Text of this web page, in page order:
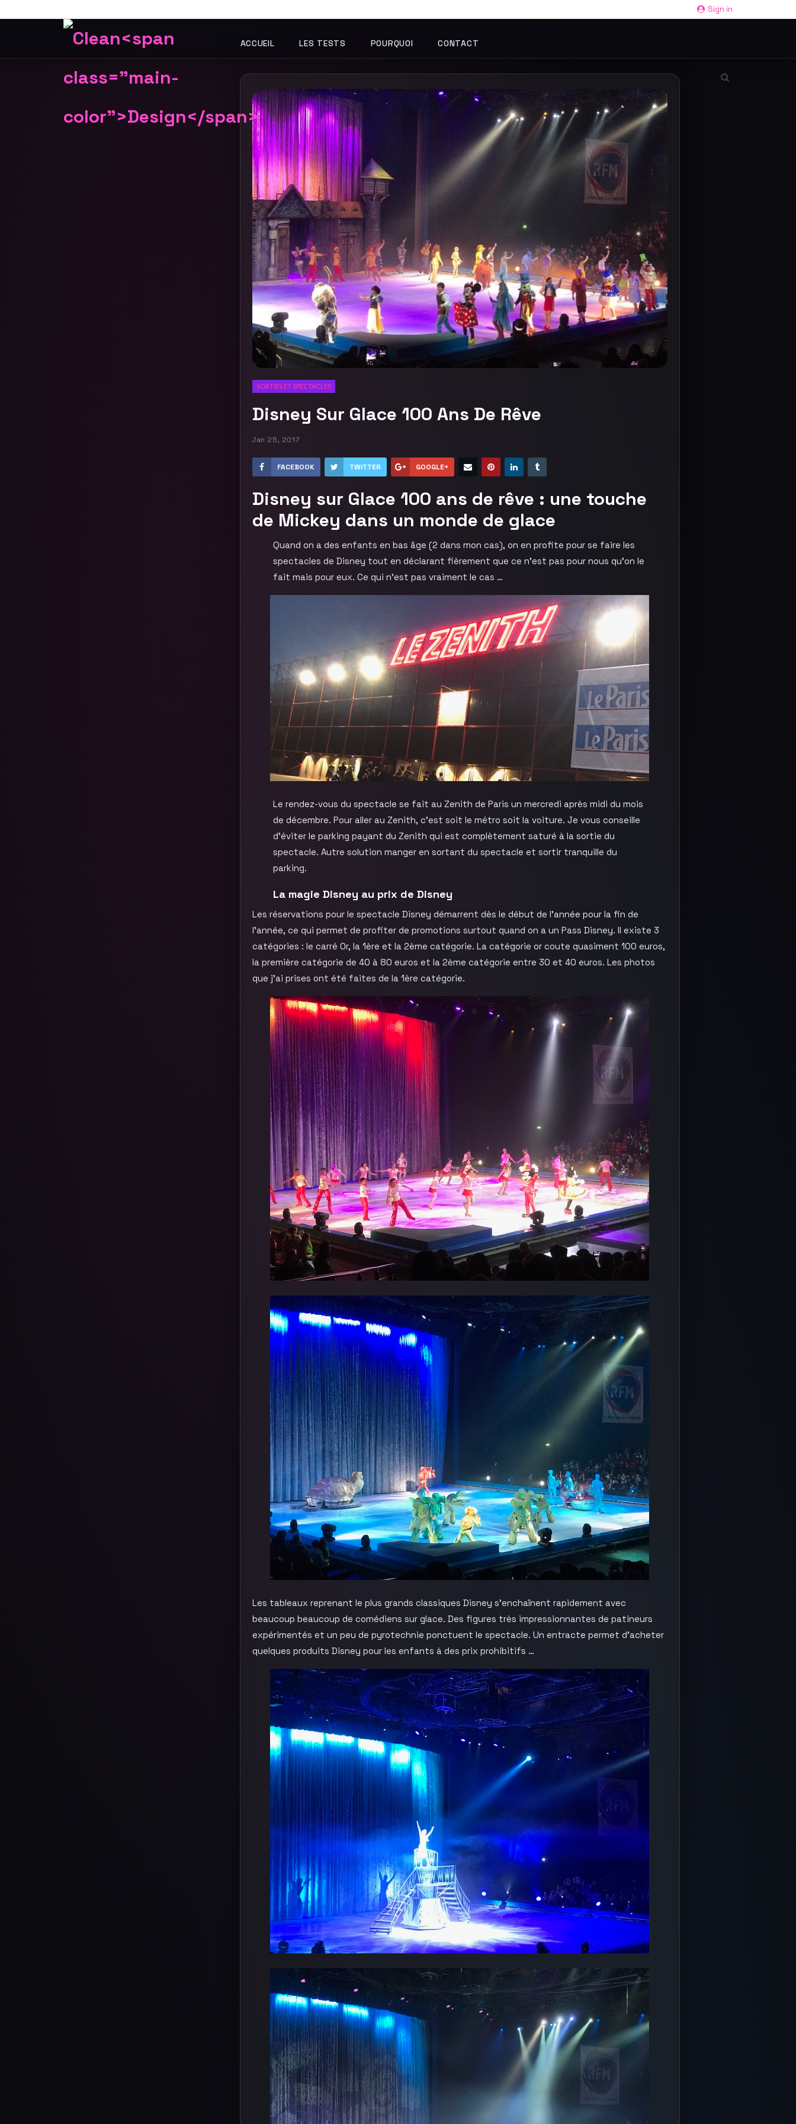
Sign in
ACCUEIL LES TESTS POURQUOI CONTACT
SORTIES ET SPECTACLES
Disney Sur Glace 100 Ans De Rêve
Jan 25, 2017
FACEBOOK TWITTER GOOGLE+
Disney sur Glace 100 ans de rêve : une touche
de Mickey dans un monde de glace
Quand on a des enfants en bas âge (2 dans mon cas), on en profite pour se faire les
spectacles de Disney tout en déclarant fièrement que ce n’est pas pour nous qu’on le
fait mais pour eux. Ce qui n’est pas vraiment le cas …
Le rendez-vous du spectacle se fait au Zenith de Paris un mercredi après midi du mois
de décembre. Pour aller au Zenith, c’est soit le métro soit la voiture. Je vous conseille
d’éviter le parking payant du Zenith qui est complètement saturé à la sortie du
spectacle. Autre solution manger en sortant du spectacle et sortir tranquille du
parking.
La magie Disney au prix de Disney
Les réservations pour le spectacle Disney démarrent dès le début de l’année pour la fin de
l’année, ce qui permet de profiter de promotions surtout quand on a un Pass Disney. Il existe 3
catégories : le carré Or, la 1ère et la 2ème catégorie. La catégorie or coute quasiment 100 euros,
la première catégorie de 40 à 80 euros et la 2ème catégorie entre 30 et 40 euros. Les photos
que j’ai prises ont été faites de la 1ère catégorie.
Les tableaux reprenant le plus grands classiques Disney s’enchaînent rapidement avec
beaucoup beaucoup de comédiens sur glace. Des figures très impressionnantes de patineurs
expérimentés et un peu de pyrotechnie ponctuent le spectacle. Un entracte permet d’acheter
quelques produits Disney pour les enfants à des prix prohibitifs …